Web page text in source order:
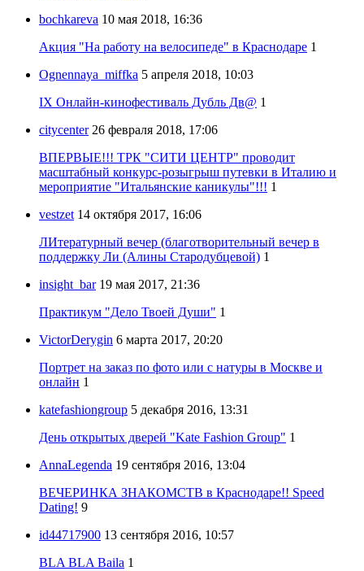
bochkareva 10 мая 2018, 16:36
Акция "На работу на велосипеде" в Краснодаре 1
Ognennaya_miffka 5 апреля 2018, 10:03
IX Онлайн-кинофестиваль Дубль Дв@ 1
citycenter 26 февраля 2018, 17:06
ВПЕРВЫЕ!!! ТРК "СИТИ ЦЕНТР" проводит
масштабный конкурс-розыгрыш путевки в Италию и
мероприятие "Итальянские каникулы"!!! 1
vestzet 14 октября 2017, 16:06
ЛИтературный вечер (благотворительный вечер в
поддержку Ли (Алины Стародубцевой) 1
insight_bar 19 мая 2017, 21:36
Практикум "Дело Твоей Души" 1
VictorDerygin 6 марта 2017, 20:20
Портрет на заказ по фото или с натуры в Москве и
онлайн 1
katefashiongroup 5 декабря 2016, 13:31
День открытых дверей "Kate Fashion Group" 1
AnnaLegenda 19 сентября 2016, 13:04
ВЕЧЕРИНКА ЗНАКОМСТВ в Краснодаре!! Speed
Dating! 9
id44717900 13 сентября 2016, 10:57
BLA BLA Baila 1